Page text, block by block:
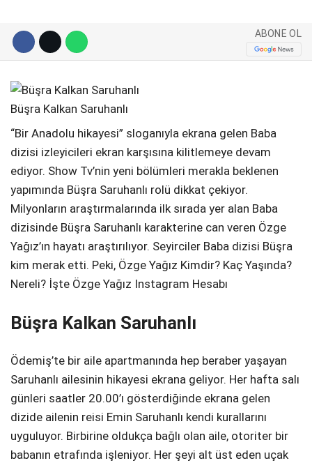
ABONE OL
Büşra Kalkan Saruhanlı
“Bir Anadolu hikayesi” sloganıyla ekrana gelen Baba
dizisi izleyicileri ekran karşısına kilitlemeye devam
ediyor. Show Tv’nin yeni bölümleri merakla beklenen
yapımında Büşra Saruhanlı rolü dikkat çekiyor.
Milyonların araştırmalarında ilk sırada yer alan Baba
dizisinde Büşra Saruhanlı karakterine can veren Özge
Yağız’ın hayatı araştırılıyor. Seyirciler Baba dizisi Büşra
kim merak etti. Peki, Özge Yağız Kimdir? Kaç Yaşında?
Nereli? İşte Özge Yağız Instagram Hesabı
Büşra Kalkan Saruhanlı
Ödemiş’te bir aile apartmanında hep beraber yaşayan
Saruhanlı ailesinin hikayesi ekrana geliyor. Her hafta salı
günleri saatler 20.00’ı gösterdiğinde ekrana gelen
dizide ailenin reisi Emin Saruhanlı kendi kurallarını
uyguluyor. Birbirine oldukça bağlı olan aile, otoriter bir
babanın etrafında işleniyor. Her şeyi alt üst eden uçak